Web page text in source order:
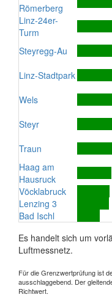
Römerberg
Linz-24er-
Turm
Steyregg-Au
Linz-Stadtpark
Wels
Steyr
Traun
Haag am
Hausruck
Vöcklabruck
Lenzing 3
Bad Ischl
Es handelt sich um
Luftmessnetz.
Für die Grenzwertprüfung ist
ausschlaggebend. Der
Richtwert.